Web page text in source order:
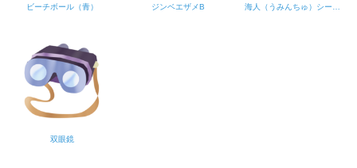
ビーチボール（青） ジンベエザメB
双眼鏡